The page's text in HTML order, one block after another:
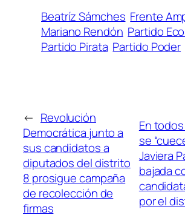
Beatríz Sámches Frente
Mariano Rendón Partido
Partido Pirata Partido Poder
← Revolución
Democrática junto a
sus candidatos a
diputados del distrito
8 prosigue campaña
de recolección de
firmas
En
se
Javiera
bajada
por el